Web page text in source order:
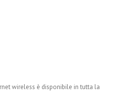
wireless è disponibile in tutta la